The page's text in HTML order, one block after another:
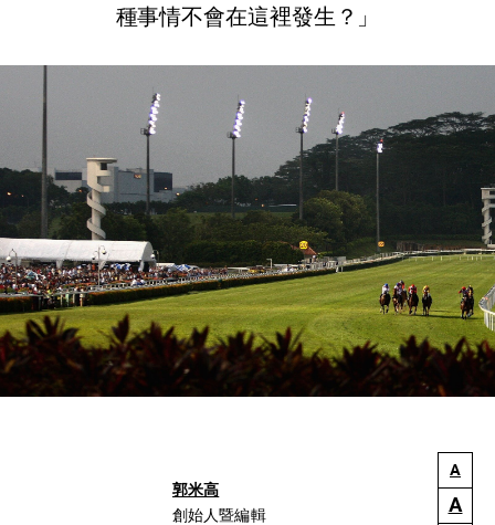
種事情不會在這裡發生？」
郭米高
創始人暨編輯
A
A